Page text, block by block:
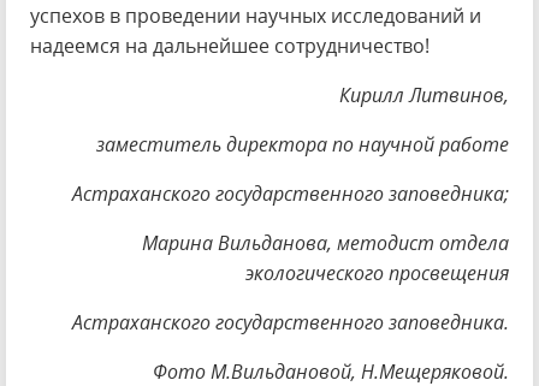
успехов в проведении научных исследований и
надеемся на дальнейшее сотрудничество!
Кирилл Литвинов,
заместитель директора по научной работе
Астраханского государственного заповедника;
Марина Вильданова, методист отдела
экологического просвещения
Астраханского государственного заповедника.
Фото М.Вильдановой, Н.Мещеряковой.